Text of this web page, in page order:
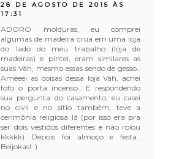
28 DE AGOSTO DE 2015 ÀS
17:31
ADORO molduras, eu comprei
algumas de madeira crua em uma loja
do lado do meu trabalho (loja de
madeiras) e pintei, eram similares as
suas Váh, mesmo essas sendo de gesso..
Ameeei as coisas dessa loja Váh, achei
fofo o porta incenso.. E respondendo
sua pergunta do casamento, eu casei
no civil e no sitio também, teve a
cerimônia religiosa lá (por isso era pra
ser dois vestidos diferentes e não rolou
kkkkk) Depois foi almoço e festa..
Beijokas! :)